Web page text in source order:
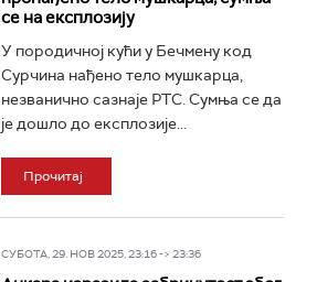
се на експлозију
У породичној кући у Бечмену код
Сурчина нађено тело мушкарца,
незванично сазнаје РТС. Сумња се да
је дошло до експлозије...
Прочитај
СУБОТА, 29. НОВ 2025, 23:16 -> 23:36